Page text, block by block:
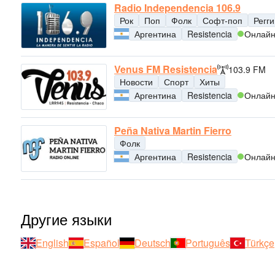
Radio Independencia 106.9
Рок Поп Фолк Софт-поп Регги
Аргентина
Resistencia Онлайн
Venus FM Resistencia
103.9 FM
Новости
Спорт
Хиты
Аргентина
Resistencia Онлайн
Peña Nativa Martin Fierro
Фолк
Аргентина
Resistencia Онлайн
Другие языки
English Español Deutsch Português Türkçe